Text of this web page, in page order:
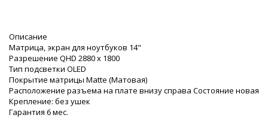
Описание
Матрица, экран для ноутбуков 14"
Разрешение QHD 2880 x 1800
Тип подсветки OLED
Покрытие матрицы Matte (Матовая)
Расположение разъема на плате внизу справа Состояние новая
Крепление: без ушек
Гарантия 6 мес.